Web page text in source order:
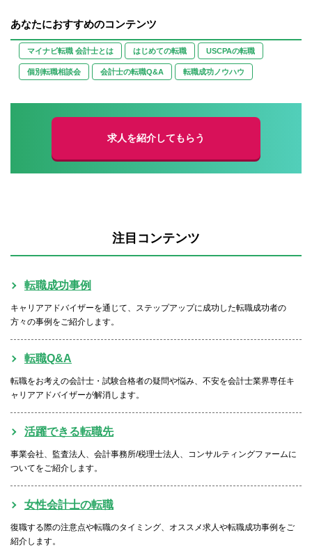
あなたにおすすめのコンテンツ
マイナビ転職 会計士とは はじめての転職 USCPAの転職
個別転職相談会 会計士の転職Q&A 転職成功ノウハウ
求人を紹介してもらう
注目コンテンツ
転職成功事例
キャリアアドバイザーを通じて、ステップアップに成功した転職成功者の
方々の事例をご紹介します。
転職Q&A
転職をお考えの会計士・試験合格者の疑問や悩み、不安を会計士業界専任キ
ャリアアドバイザーが解消します。
活躍できる転職先
事業会社、監査法人、会計事務所/税理士法人、コンサルティングファームに
ついてをご紹介します。
女性会計士の転職
復職する際の注意点や転職のタイミング、オススメ求人や転職成功事例をご
紹介します。